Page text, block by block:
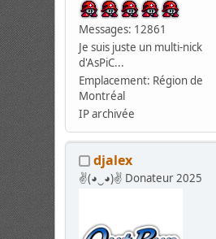
Messages: 12861
Je suis juste un multi-nick
d'AsPiC...
Emplacement: Région de
Montréal
IP archivée
djalex
✌(◕‿◕)✌ Donateur 2025